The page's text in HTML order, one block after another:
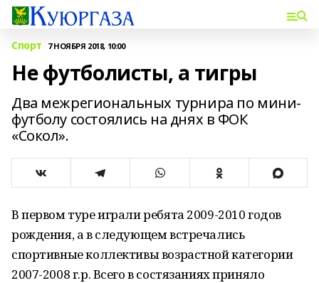
Спорт 7 НОЯБРЯ 2018, 10:00
Не футболисты, а тигры
Два межрегиональных турнира по мини-
футболу состоялись на днях в ФОК
«Сокол».
В первом туре играли ребята 2009-2010 годов
рождения, а в следующем встречались
спортивные коллективы возрастной категории
2007-2008 г.р. Всего в состязаниях приняло